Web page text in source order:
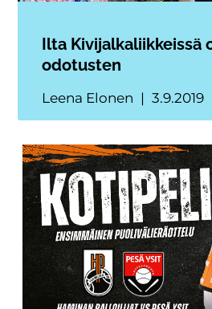
Ilta Kivijalkaliikkeissä
odotusten
Leena Elonen 3.9.2019